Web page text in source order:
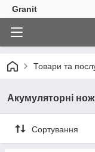
Granit
Товари та
Акумуляторні
Сортування